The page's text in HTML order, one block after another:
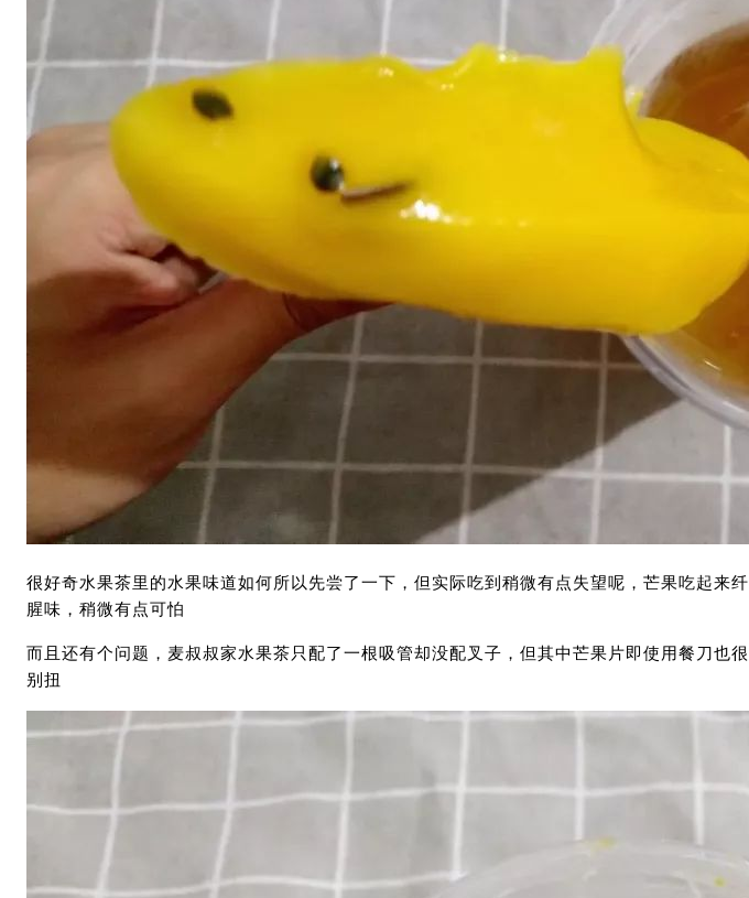
很好奇水果茶里的水果味道如何所以先尝了一下，但实际吃到稍微有点失望呢，芒果吃起
腥味，稍微有点可怕
而且还有个问题，麦叔叔家水果茶只配了一根吸管却没配叉子，但其中芒果片即使用餐刀
别扭